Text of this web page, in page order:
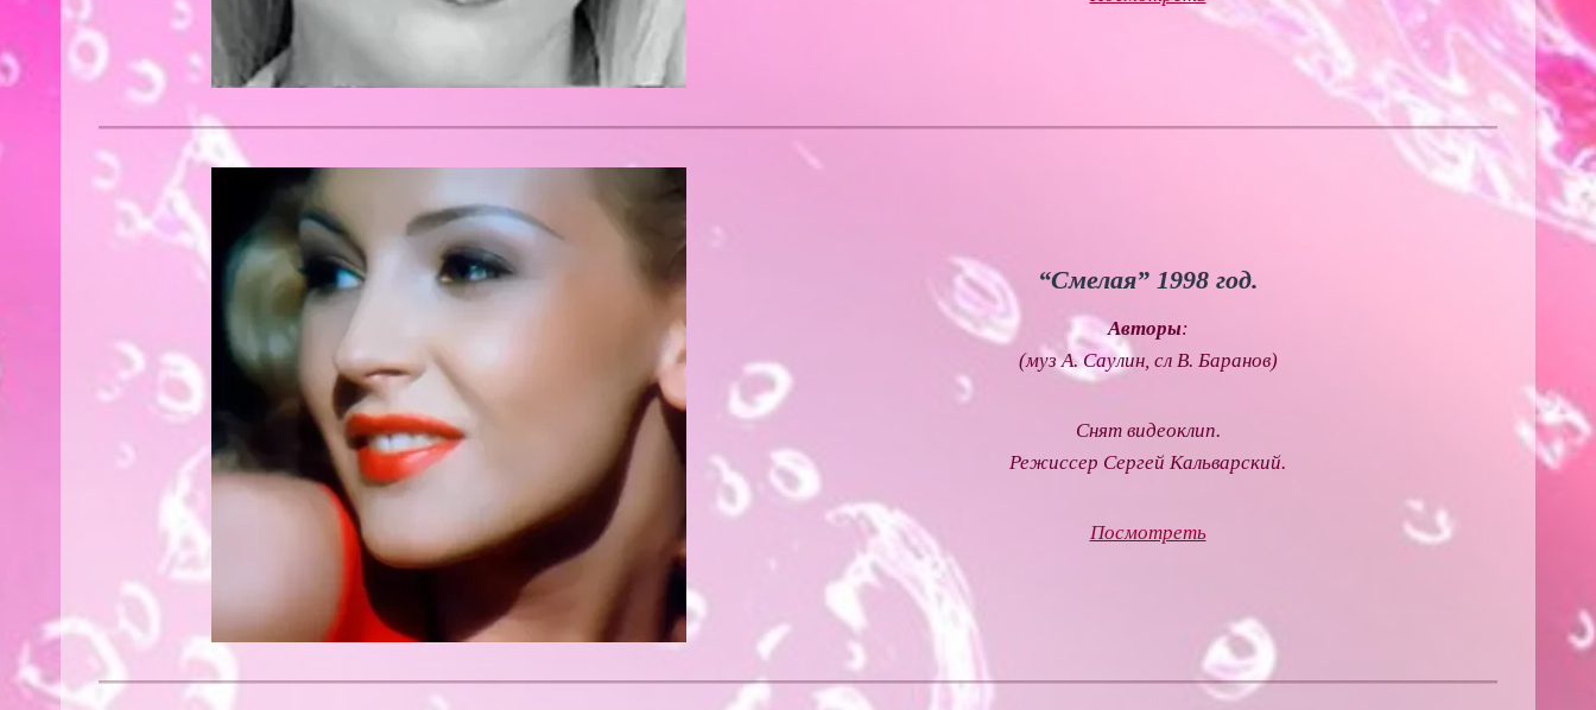
“Смелая” 1998 год.
Авторы:
(муз А. Саулин, сл В. Баранов)
Снят видеоклип.
Режиссер Сергей Кальварский.
Посмотреть